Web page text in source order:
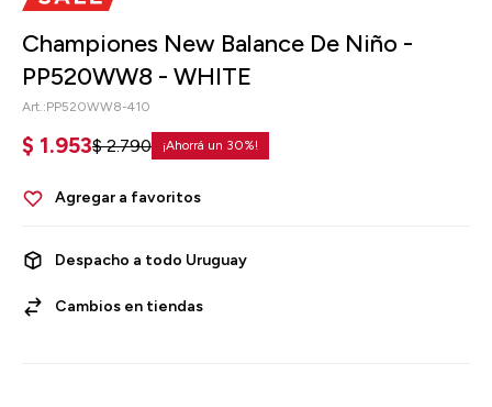
Championes New Balance De Niño -
PP520WW8 - WHITE
PP520WW8-410
$ 1.953$ 2.790 30
Despacho a todo Uruguay
Cambios en tiendas